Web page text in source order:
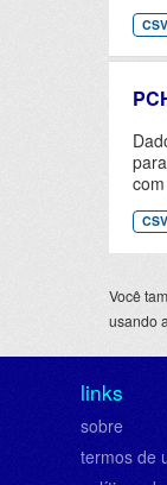
CSV
CSV
Você
usando a
links
sobre
termos de